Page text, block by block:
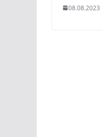
08.08.2023